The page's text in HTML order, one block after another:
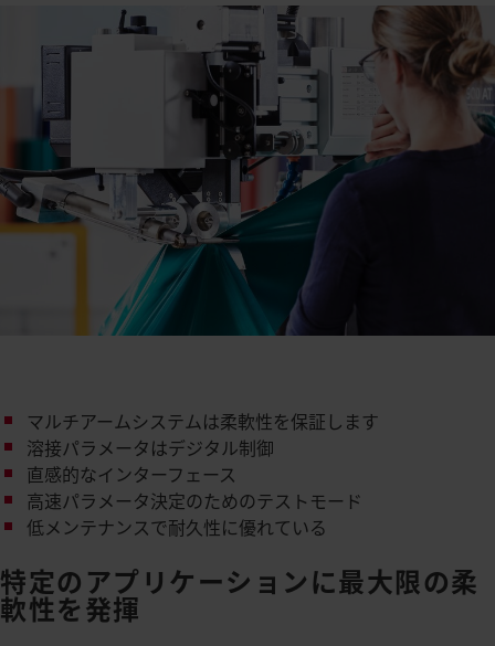
マルチアームシステムは柔軟性を保証します
溶接パラメータはデジタル制御
直感的なインターフェース
高速パラメータ決定のためのテストモード
低メンテナンスで耐久性に優れている
特定のアプリケーションに最大限の柔
軟性を発揮